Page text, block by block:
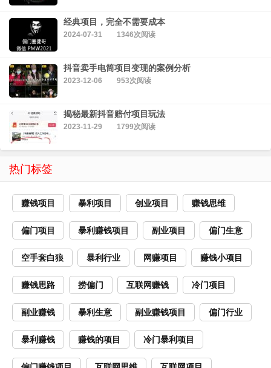
经典项目，完全不需要成本
2024-07-31 1346次阅读
抖音卖手电筒项目变现的案例分析
2023-12-06 953次阅读
揭秘最新抖音赔付项目玩法
2023-11-29 1799次阅读
热门标签
赚钱项目 暴利项目 创业项目 赚钱思维
偏门项目 暴利赚钱项目 副业项目 偏门生意
空手套白狼 暴利行业 网赚项目 赚钱小项目
赚钱思路 捞偏门 互联网赚钱 冷门项目
副业赚钱 暴利生意 副业赚钱项目 偏门行业
暴利赚钱 赚钱的项目 冷门暴利项目